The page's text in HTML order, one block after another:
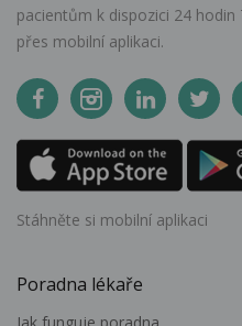
pacientům k dispozici 24
přes mobilní aplikaci.
Stáhněte si mobilní aplikaci
Poradna lékaře